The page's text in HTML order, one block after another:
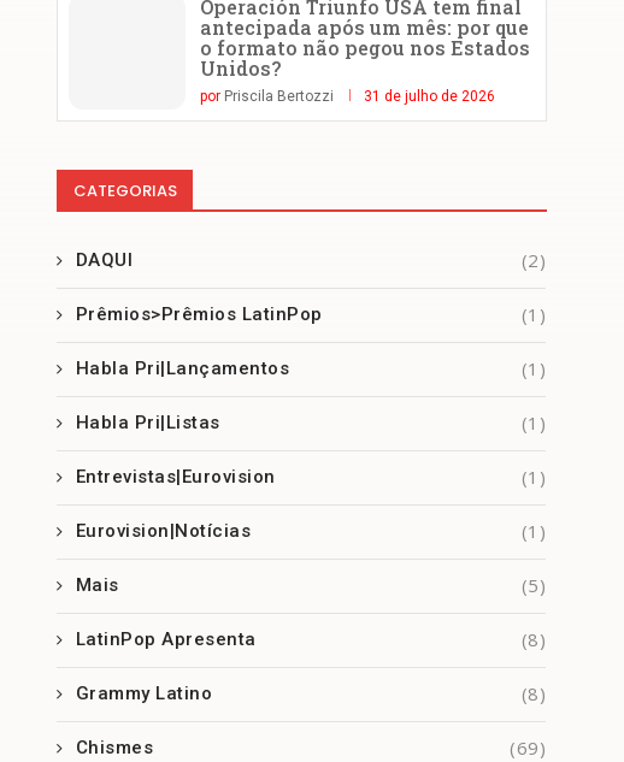
Operación Triunfo USA tem final
antecipada após um mês: por que
o formato não pegou nos Estados
Unidos?
por Priscila Bertozzi 31 de julho de 2026
CATEGORIAS
DAQUI (2)
Prêmios>Prêmios LatinPop (1)
Habla Pri|Lançamentos (1)
Habla Pri|Listas (1)
Entrevistas|Eurovision (1)
Eurovision|Notícias (1)
Mais (5)
LatinPop Apresenta (8)
Grammy Latino (8)
Chismes (69)